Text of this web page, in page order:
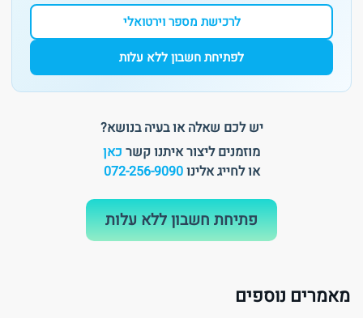
לרכישת מספר וירטואלי
לפתיחת חשבון ללא עלות
יש לכם שאלה או בעיה בנושא?
מוזמנים ליצור איתנו קשר כאן
או לחייג אלינו072-256-9090
פתיחת חשבון ללא עלות
מאמרים נוספים